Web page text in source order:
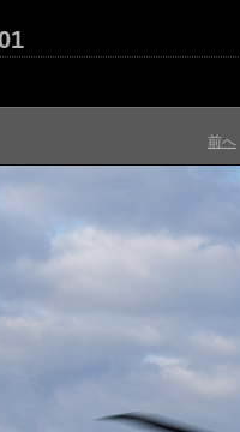
前へ